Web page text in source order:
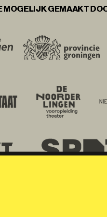
MOGELIJK GEMAAKT